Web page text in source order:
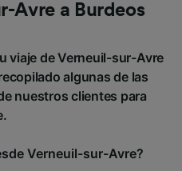
Avre a Burdeos
viaje de Verneuil-sur-Avre
algunas de las
nuestros clientes para
Verneuil-sur-Avre?